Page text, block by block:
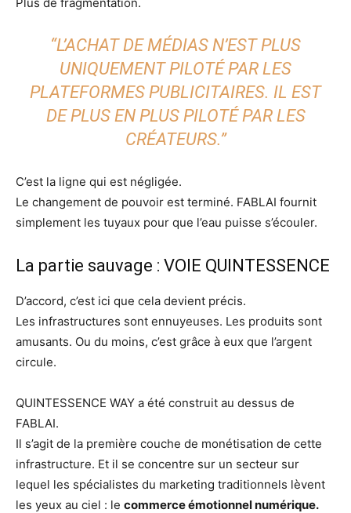
“L’ACHAT DE MÉDIAS N’EST PLUS
UNIQUEMENT PILOTÉ PAR LES
PLATEFORMES PUBLICITAIRES. IL EST
DE PLUS EN PLUS PILOTÉ PAR LES
CRÉATEURS.”
C’est la ligne qui est négligée.
Le changement de pouvoir est terminé. FABLAI fournit
simplement les tuyaux pour que l’eau puisse s’écouler.
La partie sauvage : VOIE QUINTESSENCE
D’accord, c’est ici que cela devient précis.
Les infrastructures sont ennuyeuses. Les produits sont
amusants. Ou du moins, c’est grâce à eux que l’argent
circule.
QUINTESSENCE WAY a été construit au dessus de
FABLAI.
Il s’agit de la première couche de monétisation de cette
infrastructure. Et il se concentre sur un secteur sur
lequel les spécialistes du marketing traditionnels lèvent
les yeux au ciel : le commerce émotionnel numérique.